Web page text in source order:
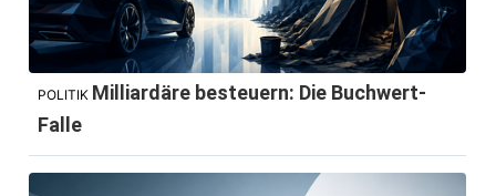
POLITIK Milliardäre besteuern: Die Buchwert-
Falle